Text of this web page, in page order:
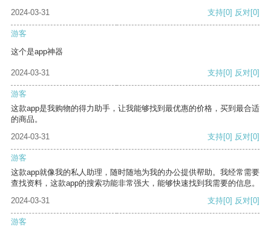
2024-03-31 支持[0] 反对[0]
游客
这个是app神器
2024-03-31 支持[0] 反对[0]
游客
这款app是我购物的得力助手，让我能够找到最优惠的价格，买到最合适
的商品。
2024-03-31
支持[0] 反对[0]
游客
这款app就像我的私人助理，随时随地为我的办公提供帮助。我经常需要
查找资料，这款app的搜索功能非常强大，能够快速找到我需要的信息。
2024-03-31
支持[0] 反对[0]
游客